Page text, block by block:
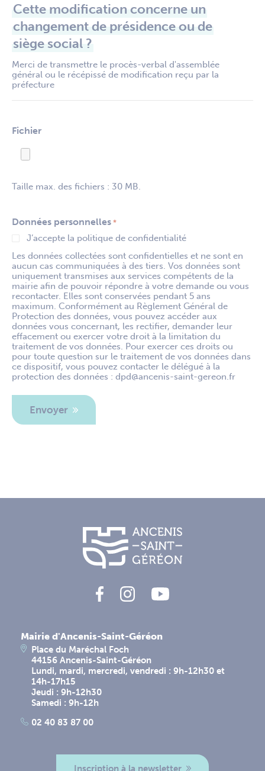
Cette modification concerne un
changement de présidence ou de
siège social ?
Merci de transmettre le procès-verbal d'assemblée
général ou le récépissé de modification reçu par la
préfecture
Fichier
Taille max. des fichiers : 30 MB.
Données personnelles *
J’accepte la politique de confidentialité
Les données collectées sont confidentielles et ne sont en
aucun cas communiquées à des tiers. Vos données sont
uniquement transmises aux services compétents de la
mairie afin de pouvoir répondre à votre demande ou vous
recontacter. Elles sont conservées pendant 5 ans
maximum. Conformément au Règlement Général de
Protection des données, vous pouvez accéder aux
données vous concernant, les rectifier, demander leur
effacement ou exercer votre droit à la limitation du
traitement de vos données. Pour exercer ces droits ou
pour toute question sur le traitement de vos données dans
ce dispositif, vous pouvez contacter le délégué à la
protection des données : dpd@ancenis-saint-gereon.fr
Envoyer
Mairie d'Ancenis-Saint-Géréon
Place du Maréchal Foch
44156 Ancenis-Saint-Géréon
Lundi, mardi, mercredi, vendredi : 9h-12h30 et
14h-17h15
Jeudi : 9h-12h30
Samedi : 9h-12h
02 40 83 87 00
Inscription à la newsletter